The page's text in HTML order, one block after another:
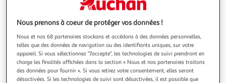
Illustration
précédente
Illustration
suivante
Nous prenons à coeur de protéger vos données !
Nous et nos 68 partenaires stockons et accédons à des données personnelles,
telles que des données de navigation ou des identifiants uniques, sur votre
appareil. Si vous sélectionnez "J'accepte", les technologies de suivi prendront en
charge les finalités affichées dans la section « Nous et nos partenaires traitons
des données pour fournir ». Si vous retirez votre consentement, elles seront
désactivées. Si les technologies de suivi sont désactivées, il est possible que